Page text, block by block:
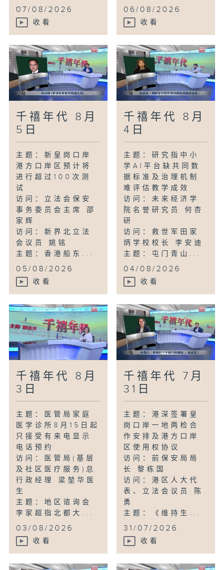
...
07/08/2026
收看
06/08/2026
收看
千禧年代 8月
5日
主题：新皇岗口岸
港方口岸区预计将
进行超过100次测
试
访问：立法会保安
事务委员会主席 邵
家辉
访问：新界北立法
会议员 姚铭
主题：香港船东...
05/08/2026
收看
千禧年代 8月
4日
主题：研究指中小
学AI平台缺共同数
据标准及治理机制
难评估教学成效
访问：未来经济学
院名誉研究员 何杏
研
访问：救世军田家
炳学校校长 李安迪
主题：屯门青山...
04/08/2026
收看
千禧年代 8月
3日
主题：医管局家庭
医学诊所8月15日起
只接受有来电显示
电话预约
访问：医管局(基层
及社区医疗服务)总
行政经理 梁堃华医
生
主题：地区谘询会
李家超指北都大...
03/08/2026
收看
千禧年代 7月
31日
主题：港深签署皇
岗口岸一地两检合
作安排及港方口岸
区使用权协议
访问：前保安局局
长 黎栋国
访问：港区人大代
表、立法会议员 陈
勇
主题：《维持生...
31/07/2026
收看